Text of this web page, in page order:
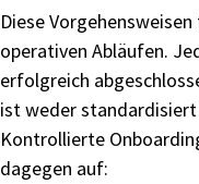
Diese
operativen Abläufen.
erfolgreich
ist weder
Kontrollierte
dagegen auf: